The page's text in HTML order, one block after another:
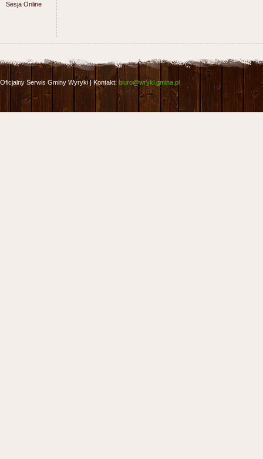
Sesja Online
Oficjalny Serwis Gminy Wyryki | Kontakt: biuro@wryki.gmina.pl